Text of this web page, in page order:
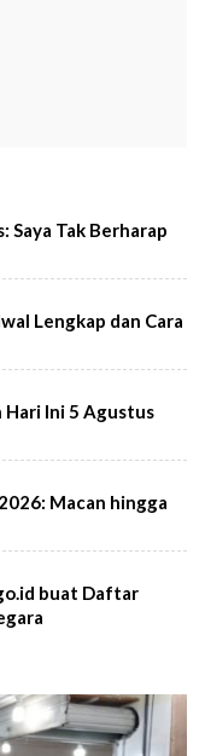
Saya Tak Berharap
Lengkap dan Cara
Ini 5 Agustus
Macan hingga
buat Daftar